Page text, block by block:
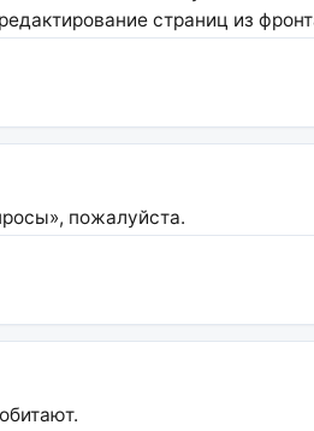
страниц из
пожалуйста.